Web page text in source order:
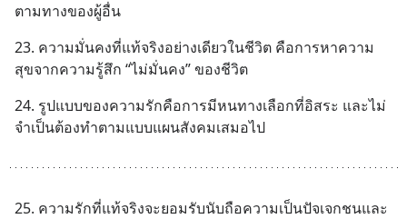
ตามทางของผู้อื่น
23. ความมั่นคงที่แท้จริงอย่างเดียวในชีวิต คือการหาความ
สุขจากความรู้สึก “ไม่มั่นคง” ของชีวิต
24. รูปแบบของความรักคือการมีหนทางเลือกที่อิสระ และไม่
จำเป็นต้องทำตามแบบแผนสังคมเสมอไป
25. ความรักที่แท้จริงจะยอมรับนับถือความเป็นปัจเจกชนและ